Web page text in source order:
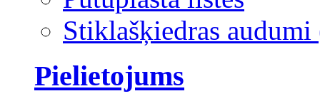
Stiklašķiedras audumi
Pielietojums